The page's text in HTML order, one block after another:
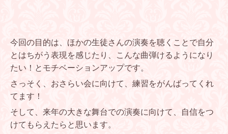
今回の目的は、ほかの生徒さんの演奏を聴くことで自分
とはちがう表現を感じたり、こんな曲弾けるようになり
たい！とモチベーションアップです。
さっそく、おさらい会に向けて、練習をがんばってくれ
てます！
そして、来年の大きな舞台での演奏に向けて、自信をつ
けてもらえたらと思います。